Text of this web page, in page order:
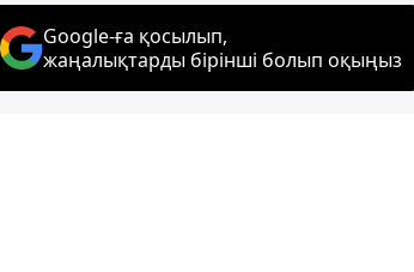
Google-ға қосылып,
жаңалықтарды бірінші болып оқыңыз